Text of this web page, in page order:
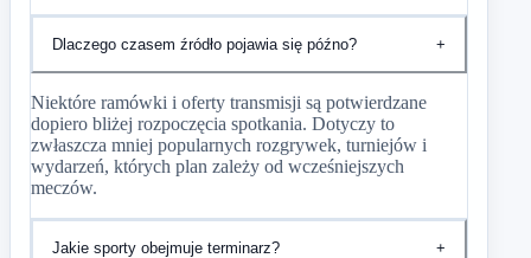
Dlaczego czasem źródło pojawia się późno? +
Niektóre ramówki i oferty transmisji są potwierdzane
dopiero bliżej rozpoczęcia spotkania. Dotyczy to
zwłaszcza mniej popularnych rozgrywek, turniejów i
wydarzeń, których plan zależy od wcześniejszych
meczów.
Jakie sporty obejmuje terminarz? +